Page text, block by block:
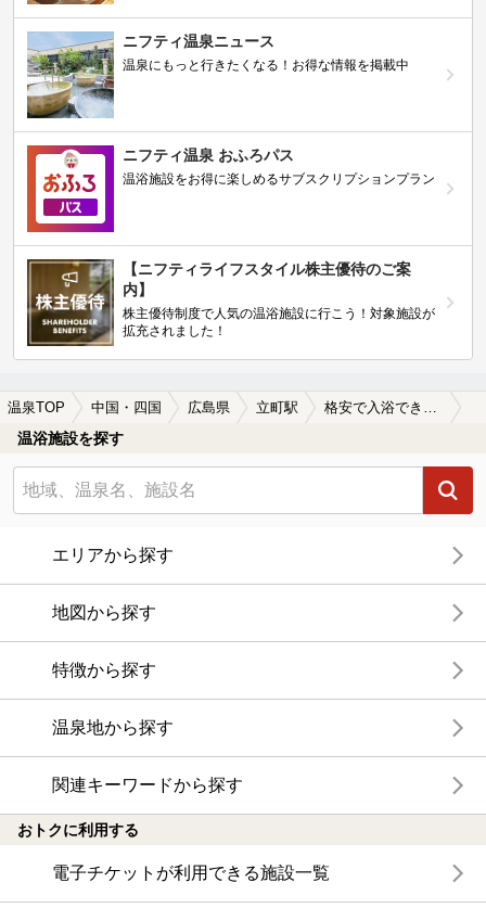
ニフティ温泉ニュース
温泉にもっと行きたくなる！お得な情報を掲載中
ニフティ温泉 おふろパス
温浴施設をお得に楽しめるサブスクリプションプラン
【ニフティライフスタイル株主優待のご案
内】
株主優待制度で人気の温浴施設に行こう！対象施設が
拡充されました！
温泉TOP 中国・四国 広島県 立町駅
温浴施設を探す
エリアから探す
地図から探す
特徴から探す
温泉地から探す
関連キーワードから探す
おトクに利用する
電子チケットが利用できる施設一覧